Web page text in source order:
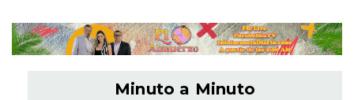
Minuto a Minuto